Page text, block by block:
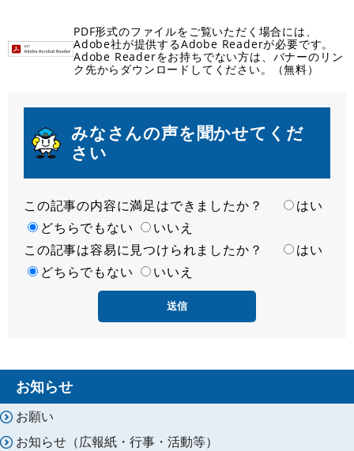
PDF形式のファイルをご覧いただく場合には、
Adobe社が提供するAdobe Readerが必要です。
Adobe Readerをお持ちでない方は、バナーのリン
ク先からダウンロードしてください。（無料）
みなさんの声を聞かせてくだ
さい
満
足
度
この記事の内容に満足はできましたか？
はい
どちらでもない
いいえ
容
易
この記事は容易に見つけられましたか？
はい
どちらでもない
いいえ
お知らせ
お願い
お知らせ（広報紙・行事・活動等）